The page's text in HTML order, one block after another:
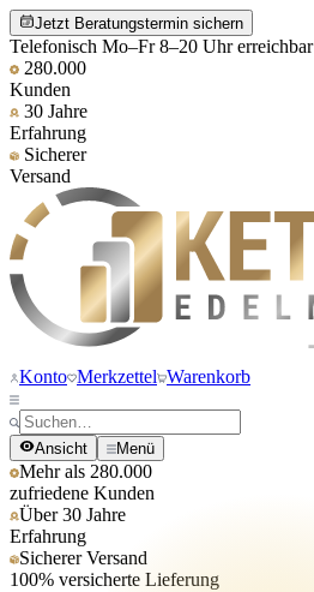
Jetzt Beratungstermin sichern
Telefonisch Mo–Fr 8–20 Uhr erreichbar
280.000
Kunden
30 Jahre
Erfahrung
Sicherer
Versand
Konto Merkzettel Warenkorb
Ansicht Menü
Mehr als 280.000
zufriedene Kunden
Über 30 Jahre
Erfahrung
Sicherer Versand
100% versicherte Lieferung